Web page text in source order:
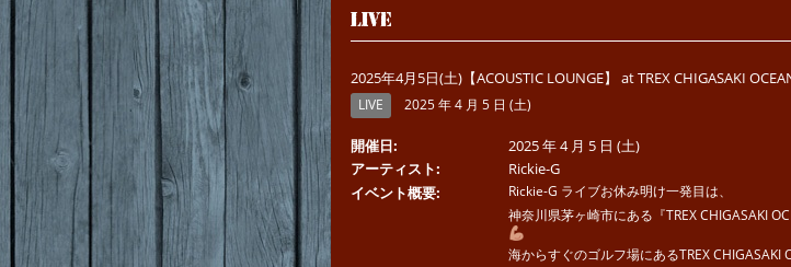
LIVE
2025年4月5日(土)【ACOUSTIC LOUNGE】 at TREX CHIGASAKI
LIVE 2025 年 4 月 5 日 (土)
開催日
2025 年 4 月 5 日 (土)
アーティスト
Rickie-G
イベント概要
Rickie-G ライブお休み明け一発目は、
神奈川県茅ヶ崎市にある『TREX CHIGASAKI
海からすぐのゴルフ場にあるTREX CHIGASAKI